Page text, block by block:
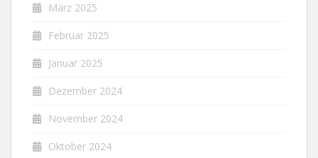
März 2025
Februar 2025
Januar 2025
Dezember 2024
November 2024
Oktober 2024